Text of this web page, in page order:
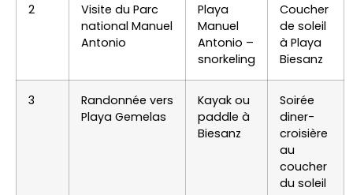
2
Visite du Parc
national Manuel
Antonio
Playa
Manuel
Antonio –
snorkeling
Coucher
de soleil
à Playa
Biesanz
3
Randonnée vers
Playa Gemelas
Kayak ou
paddle à
Biesanz
Soirée
diner-
croisière
au
coucher
du soleil